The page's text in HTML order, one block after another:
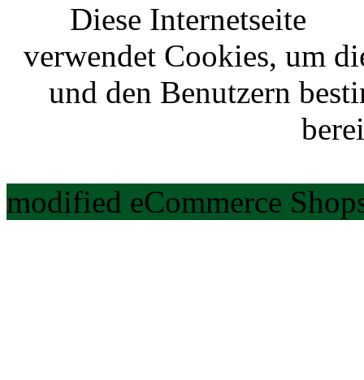
Diese Internetseite
verwendet Cookies, um
und den Benutzern
modified eCommerce